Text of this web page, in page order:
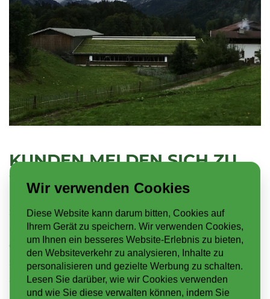
KUNDEN MELDEN SICH ZU
WORT
Sie sind nicht die ersten, die mit unserer Hilfe und
unseren Produkten, ein Gründach angelegt haben.
Gerne teilen wir einige Beispiele mit Ihnen. Lassen
Sie sich inspirieren, wie in Zukunft Ihr graues Dach
aussehen kann.
Wir verwenden Cookies
Diese Website kann darum bitten, Cookies auf
Ihrem Gerät zu speichern. Wir verwenden Cookies,
um Ihnen ein besseres Website-Erlebnis zu bieten,
den Websiteverkehr zu analysieren, Inhalte zu
personalisieren und gezielte Werbung zu schalten.
Lesen Sie darüber, wie wir Cookies verwenden
und wie Sie diese verwalten können, indem Sie